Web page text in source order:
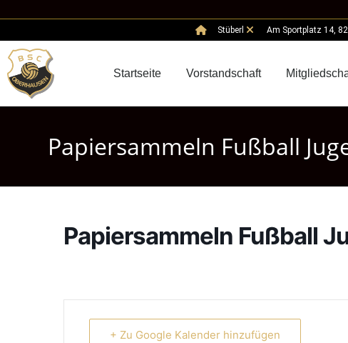
Stüberl Am Sportplatz 14,
Startseite Vorstandschaft
Papiersammeln Fußball
Papiersammeln Fußball
+ Zu Google Kalender hinzufügen